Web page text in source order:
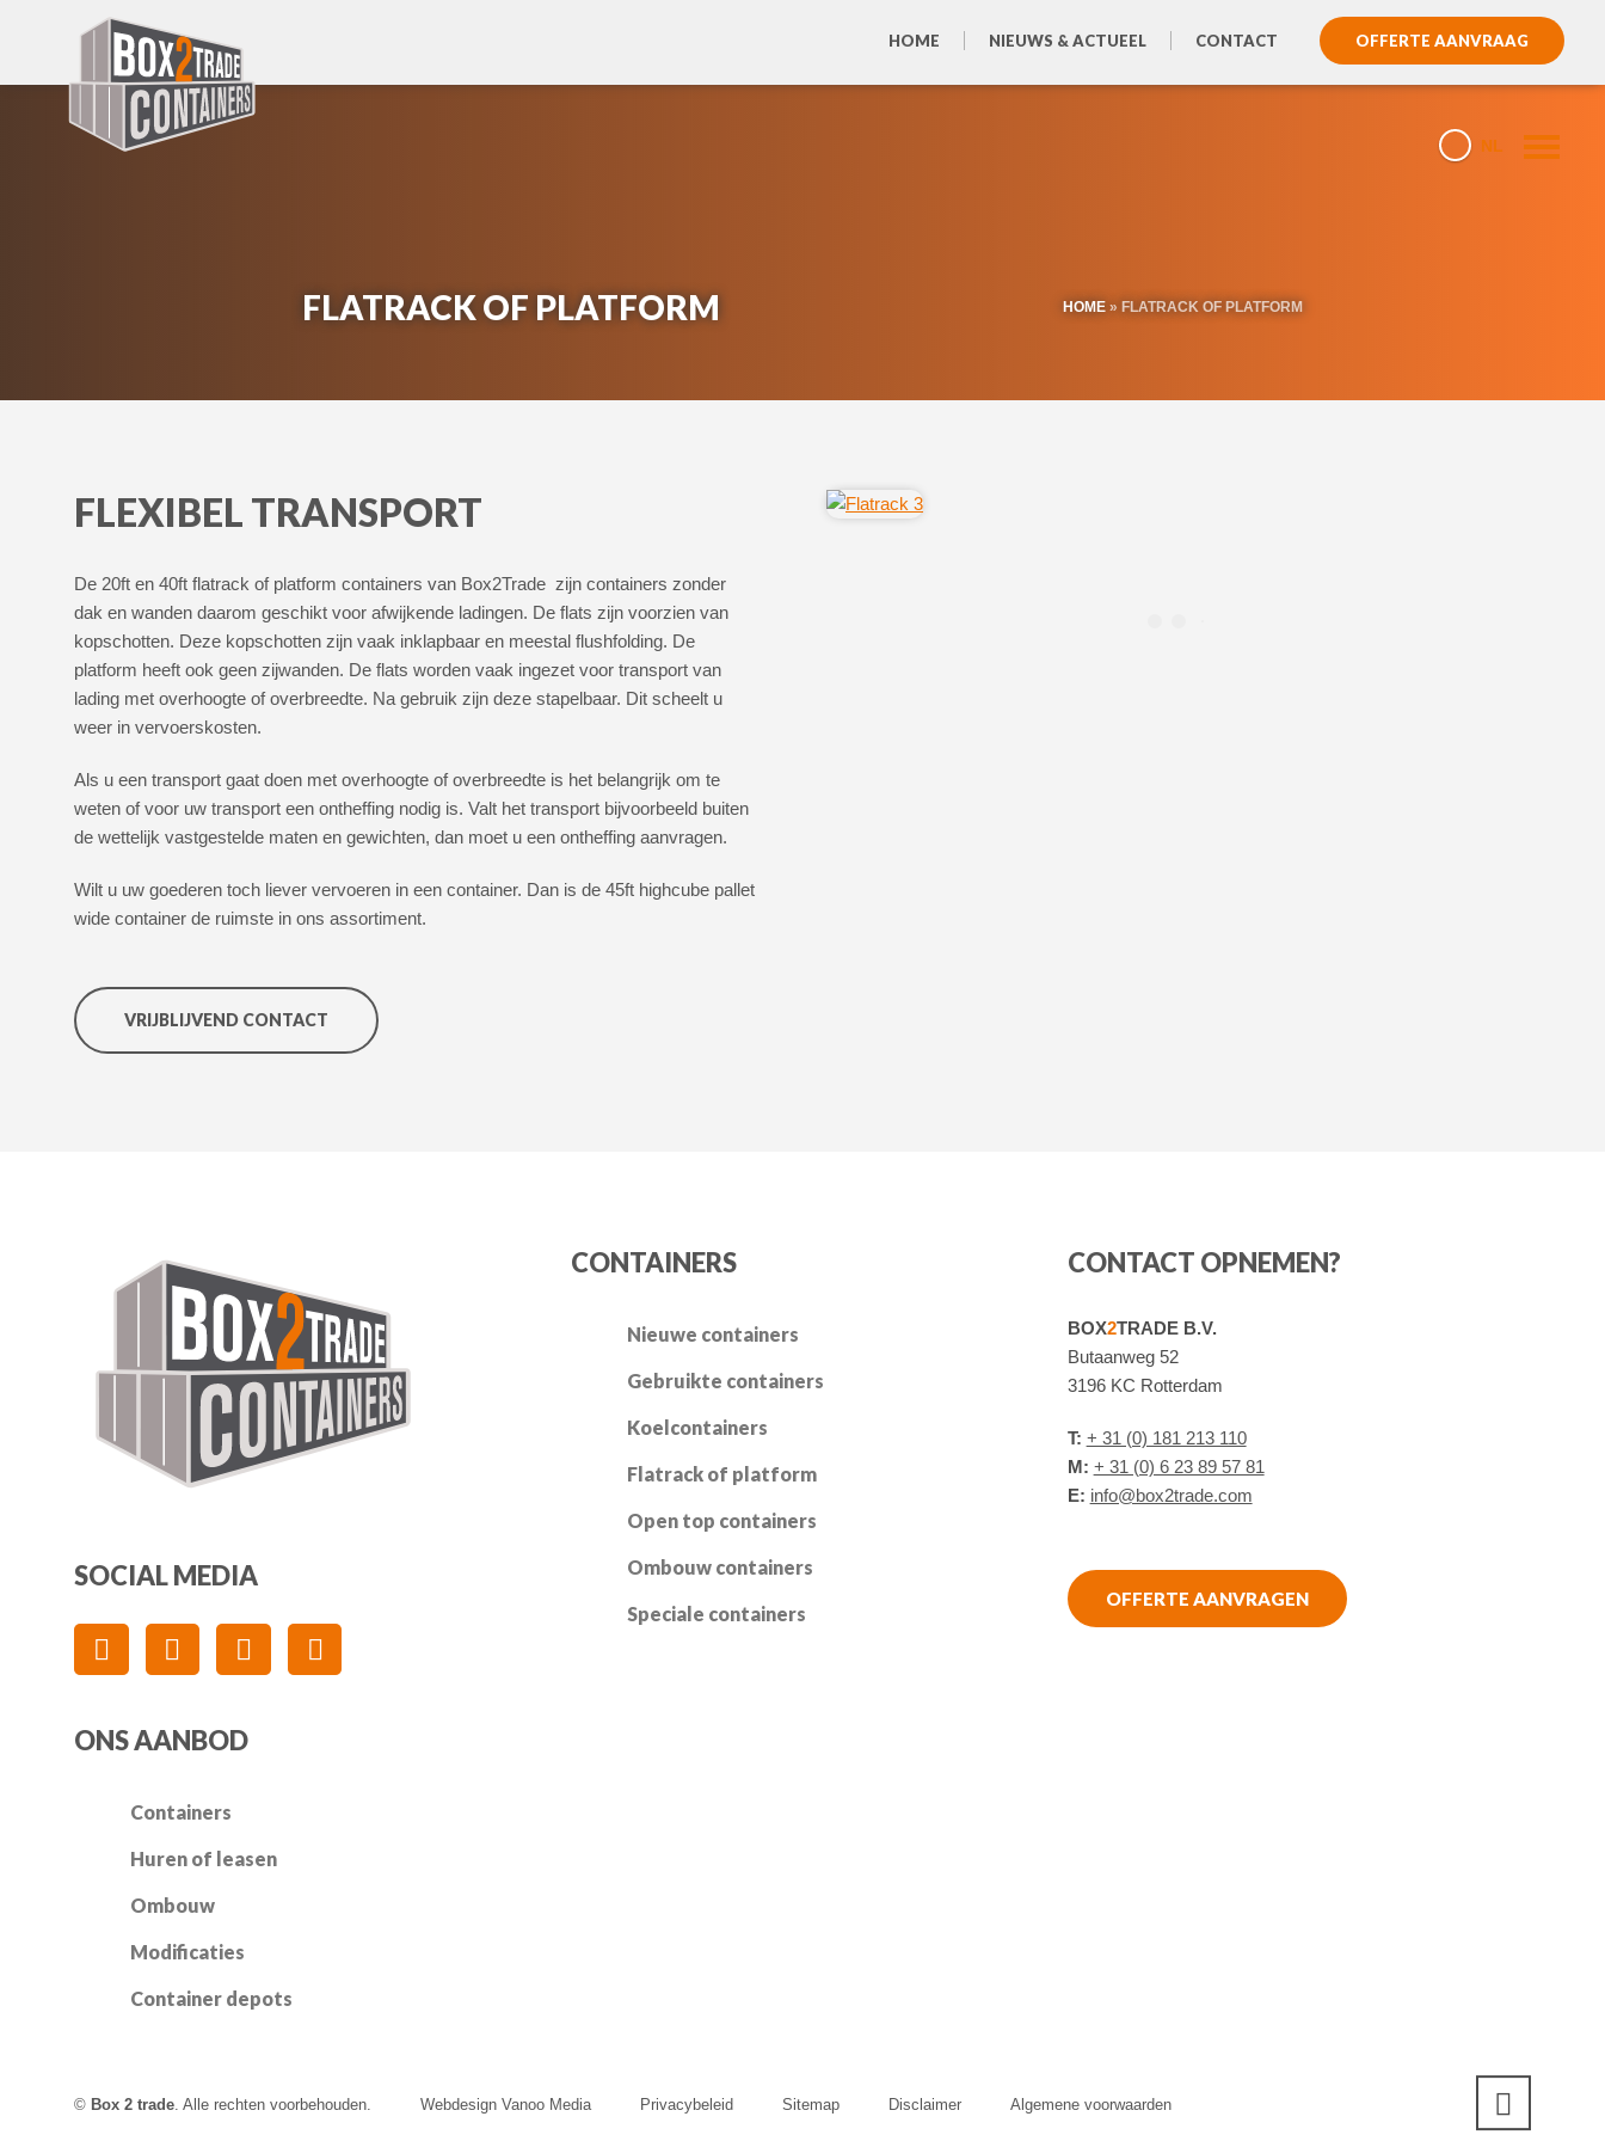
HOME NIEUWS & ACTUEEL CONTACT OFFERTE AANVRAAG
NL
FLATRACK OF PLATFORM HOME» FLATRACK OF PLATFORM
FLEXIBEL TRANSPORT
De 20ft en 40ft flatrack of platform containers van Box2Trade zijn containers zonder
dak en wanden daarom geschikt voor afwijkende ladingen. De flats zijn voorzien van
kopschotten. Deze kopschotten zijn vaak inklapbaar en meestal flushfolding. De
platform heeft ook geen zijwanden. De flats worden vaak ingezet voor transport van
lading met overhoogte of overbreedte. Na gebruik zijn deze stapelbaar. Dit scheelt u
weer in vervoerskosten.
Als u een transport gaat doen met overhoogte of overbreedte is het belangrijk om te
weten of voor uw transport een ontheffing nodig is. Valt het transport bijvoorbeeld buiten
de wettelijk vastgestelde maten en gewichten, dan moet u een ontheffing aanvragen.
Wilt u uw goederen toch liever vervoeren in een container. Dan is de 45ft highcube pallet
wide container de ruimste in ons assortiment.
VRIJBLIJVEND CONTACT
SOCIAL MEDIA
CONTAINERS
Nieuwe containers
Gebruikte containers
Koelcontainers
Flatrack of platform
Open top containers
Ombouw containers
Speciale containers
CONTACT OPNEMEN?
BOX2TRADE B.V.
Butaanweg 52
3196 KC Rotterdam
T: + 31 (0) 181 213 110
M: + 31 (0) 6 23 89 57 81
E: info@box2trade.com
OFFERTE AANVRAGEN
ONS AANBOD
Containers
Huren of leasen
Ombouw
Modificaties
Container depots
© Box 2 trade . Alle rechten voorbehouden. Webdesign Vanoo Media Privacybeleid Sitemap Disclaimer Algemene voorwaarden